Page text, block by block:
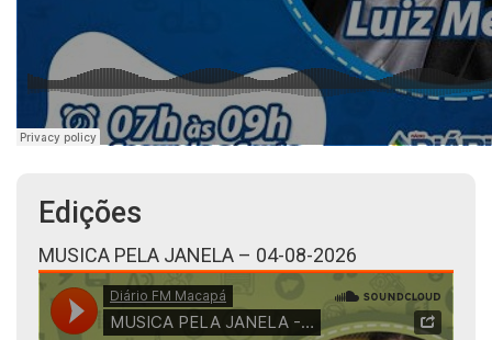
Edições
MUSICA PELA JANELA – 04-08-2026